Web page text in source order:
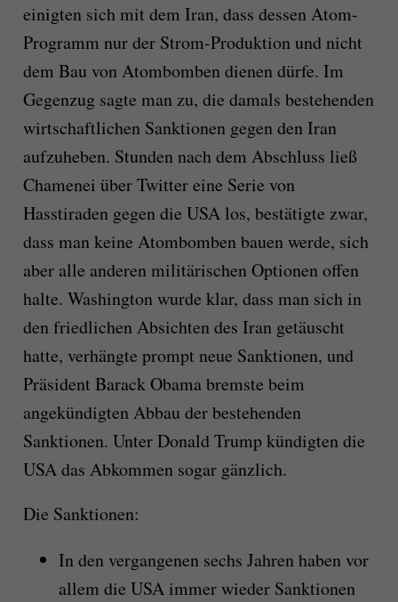
einigten sich mit dem Iran, dass dessen Atom-
Programm nur der Strom-Produktion und nicht
dem Bau von Atombomben dienen dürfe. Im
Gegenzug sagte man zu, die damals bestehenden
wirtschaftlichen Sanktionen gegen den Iran
aufzuheben. Stunden nach dem Abschluss ließ
Chamenei über Twitter eine Serie von
Hasstiraden gegen die USA los, bestätigte zwar,
dass man keine Atombomben bauen werde, sich
aber alle anderen militärischen Optionen offen
halte. Washington wurde klar, dass man sich in
den friedlichen Absichten des Iran getäuscht
hatte, verhängte prompt neue Sanktionen, und
Präsident Barack Obama bremste beim
angekündigten Abbau der bestehenden
Sanktionen. Unter Donald Trump kündigten die
USA das Abkommen sogar gänzlich.
Die Sanktionen:
In den vergangenen sechs Jahren haben vor
allem die USA immer wieder Sanktionen